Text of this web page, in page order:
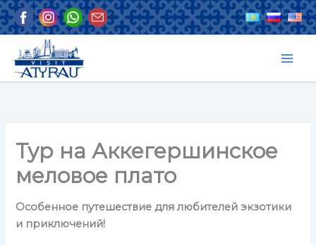
Перейти
к
содержимому
Тур на Аккегершинское
меловое плато
Особенное путешествие для любителей экзотики
и приключений!